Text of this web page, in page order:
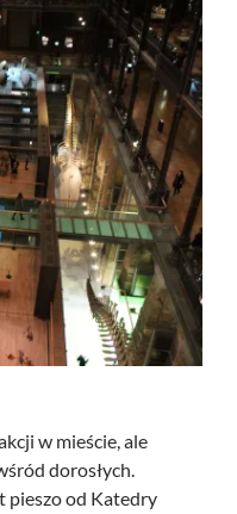
w mieście, ale
dorosłych.
pieszo od Katedry